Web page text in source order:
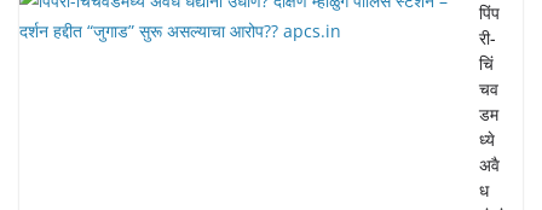
पिंप
री-
चिं
चव
डम
ध्ये
अवै
ध